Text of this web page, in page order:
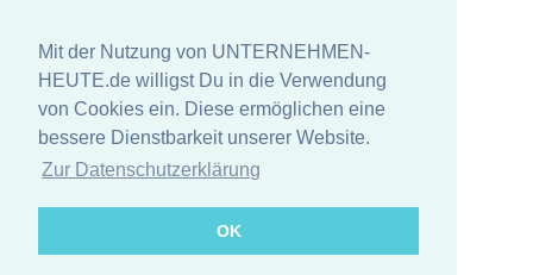
Mit der Nutzung von UNTERNEHMEN-
HEUTE.de willigst Du in die Verwendung
von Cookies ein. Diese ermöglichen eine
bessere Dienstbarkeit unserer Website.
Zur Datenschutzerklärung
OK